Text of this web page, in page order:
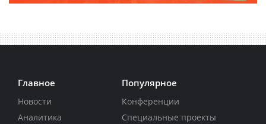
Главное
Новости
Аналитика
Популярное
Конференции
Специальные проекты